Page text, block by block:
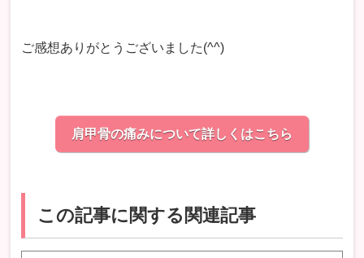
ご感想ありがとうございました(^^)
肩甲骨の痛みについて詳しくはこちら
この記事に関する関連記事